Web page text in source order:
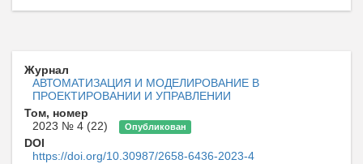
Журнал
АВТОМАТИЗАЦИЯ И МОДЕЛИРОВАНИЕ В
ПРОЕКТИРОВАНИИ И УПРАВЛЕНИИ
Том, номер
2023 № 4 (22)
Опубликован
DOI
https://doi.org/10.30987/2658-6436-2023-4